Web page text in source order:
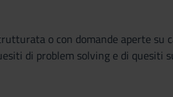
o con domande aperte su
di problem solving e di quesiti